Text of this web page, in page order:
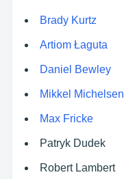
Brady Kurtz
Artiom Łaguta
Daniel Bewley
Mikkel Michelsen
Max Fricke
Patryk Dudek
Robert Lambert